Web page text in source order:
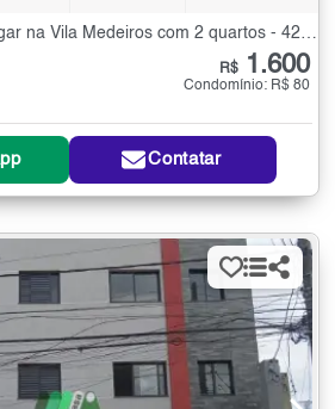
R$ 1.600
Condomínio: R$ 80
Contatar